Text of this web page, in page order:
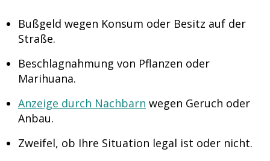
Bußgeld wegen Konsum oder Besitz auf der
Straße.
Beschlagnahmung von Pflanzen oder
Marihuana.
Anzeige durch Nachbarn wegen Geruch oder
Anbau.
Zweifel, ob Ihre Situation legal ist oder nicht.